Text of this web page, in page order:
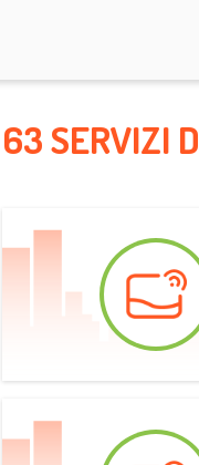
63 SERVIZI